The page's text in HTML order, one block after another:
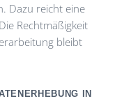
Dazu reicht eine
Rechtmäßigkeit
bleibt
IN